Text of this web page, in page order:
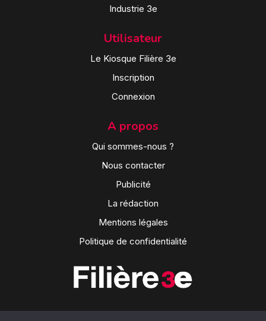
Industrie 3e
Utilisateur
Le Kiosque Filière 3e
Inscription
Connexion
A propos
Qui sommes-nous ?
Nous contacter
Publicité
La rédaction
Mentions légales
Politique de confidentialité